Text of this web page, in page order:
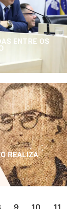
ENTRE OS
REALIZA
9 10 11